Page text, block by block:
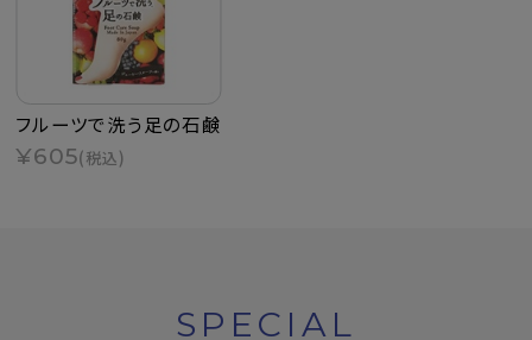
フルーツで洗う足の石鹸
¥605(税込)
SPECIAL